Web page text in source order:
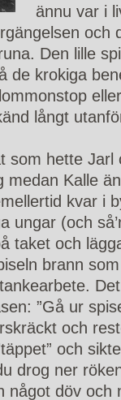
ännu var i
och
Den lille
de krokiga
långt
som hette Jarl
medan Kalle
kvar i
ungar (och
taket och
brann
”Gå ur
och
och
drog ner
något döv och